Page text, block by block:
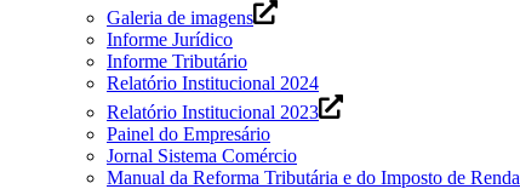
Galeria de imagens
Informe Jurídico
Informe Tributário
Relatório Institucional 2024
Relatório Institucional 2023
Painel do Empresário
Jornal Sistema Comércio
Manual da Reforma Tributária e do Imposto de Renda